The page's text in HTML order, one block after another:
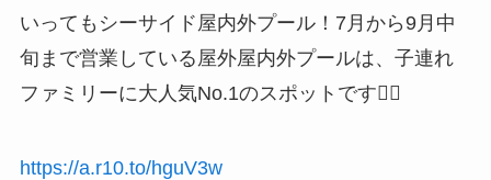
いってもシーサイド屋内外プール！7月から9月中
旬まで営業している屋外屋内外プールは、子連れ
ファミリーに大人気No.1のスポットです🏊‍♀️
https://a.r10.to/hguV3w